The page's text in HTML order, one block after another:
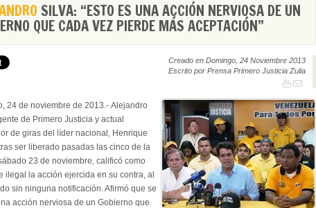
SILVA: “ESTO ES UNA ACCIÓN NERVIOSA DE UN
QUE CADA VEZ PIERDE MÁS ACEPTACIÓN”
Creado en Domingo, 24 Noviembre 2013
Escrito por Prensa Primero Justicia Zulia
24 de noviembre de 2013.- Alejandro
de Primero Justicia y actual
de giras del líder nacional, Henrique
ser liberado pasadas las cinco de la
23 de noviembre, calificó como
ilegal la acción ejercida en su contra, al
sin ninguna notificación. Afirmó que se
acción nerviosa de un Gobierno que